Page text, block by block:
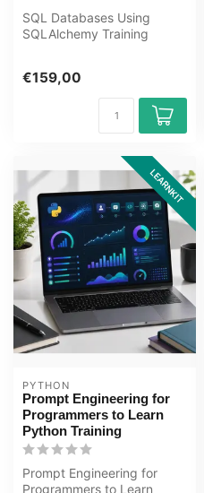
SQL Databases Using
SQLAlchemy Training
€159,00
LEARNKIT
PYTHON
Prompt Engineering for
Programmers to Learn
Python Training
Prompt Engineering for
Programmers to Learn